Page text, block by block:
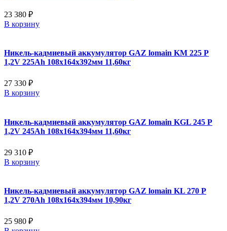
23 380 ₽
В корзину
Никель-кадмиевый аккумулятор GAZ lomain KM 225 P
1,2V 225Ah 108x164x392мм 11,60кг
27 330 ₽
В корзину
Никель-кадмиевый аккумулятор GAZ lomain KGL 245 P
1,2V 245Ah 108x164x394мм 11,60кг
29 310 ₽
В корзину
Никель-кадмиевый аккумулятор GAZ lomain KL 270 P
1,2V 270Ah 108x164x394мм 10,90кг
25 980 ₽